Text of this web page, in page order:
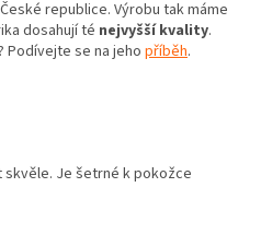
republice. Výrobu tak máme
dosahují té nejvyšší kvality.
Podívejte se na jeho příběh.
Je šetrné k pokožce